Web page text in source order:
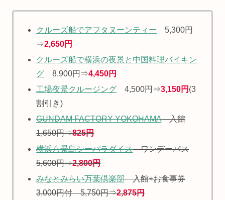
クルーズ船でアフタヌーンティー 5,300円
⇒2,650円
クルーズ船で横浜の夜景と中国料理バイキン
グ 8,900円⇒4,450円
工場夜景クルージング 4,500円⇒3,150円 (3
割引き)
GUNDAM FACTORY YOKOHAMA入館
1,650円⇒825円
横浜八景島シーパラダイスワンデーパス
5,600円⇒2,800円
みなとみらい万葉倶楽部入館+お食事券
3,000円付 5,750円⇒2,875円